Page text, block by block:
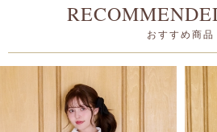
おすすめ商品